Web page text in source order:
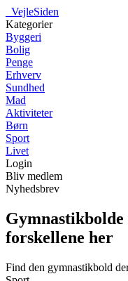
VejleSiden
Kategorier
Byggeri
Bolig
Penge
Erhverv
Sundhed
Mad
Aktiviteter
Børn
Sport
Livet
Login
Bliv medlem
Nyhedsbrev
forskellene her
Find den gymnastikbold